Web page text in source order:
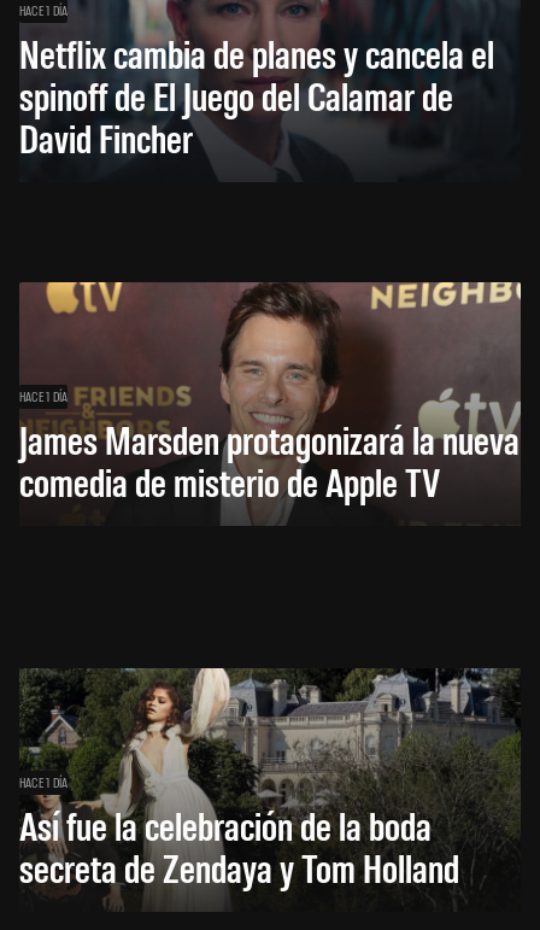
HACE 1 DÍA
Netflix cambia de planes y cancela el
spinoff de El Juego del Calamar de
David Fincher
HACE 1 DÍA
James Marsden protagonizará la nueva
comedia de misterio de Apple TV
HACE 1 DÍA
Así fue la celebración de la boda
secreta de Zendaya y Tom Holland